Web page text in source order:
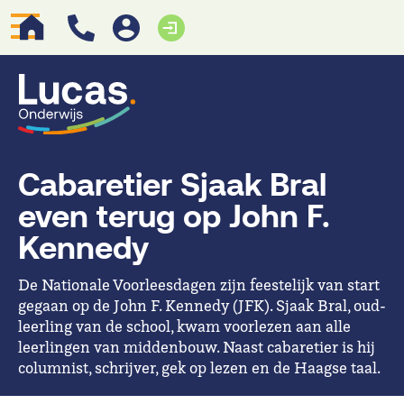
Cabaretier Sjaak Bral
even terug op John F.
Kennedy
De Nationale Voorleesdagen zijn feestelijk van start
gegaan op de John F. Kennedy (JFK). Sjaak Bral, oud-
leerling van de school, kwam voorlezen aan alle
leerlingen van middenbouw. Naast cabaretier is hij
columnist, schrijver, gek op lezen en de Haagse taal.